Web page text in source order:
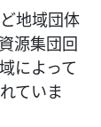
地域団体
源集団回
によって
ていま